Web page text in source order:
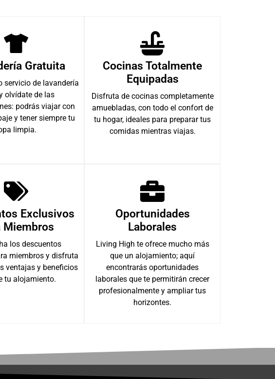
Gratuita
servicio de lavandería
olvídate de las
podrás viajar con
y tener siempre tu
limpia.
Cocinas Totalmente
Equipadas
Disfruta de cocinas completamente
amuebladas, con todo el confort de
tu hogar, ideales para preparar tus
comidas mientras viajas.
Exclusivos
Miembros
los descuentos
miembros y disfruta
ventajas y beneficios
tu alojamiento.
Oportunidades
Laborales
Living High te ofrece mucho más
que un alojamiento; aquí
encontrarás oportunidades
laborales que te permitirán crecer
profesionalmente y ampliar tus
horizontes.